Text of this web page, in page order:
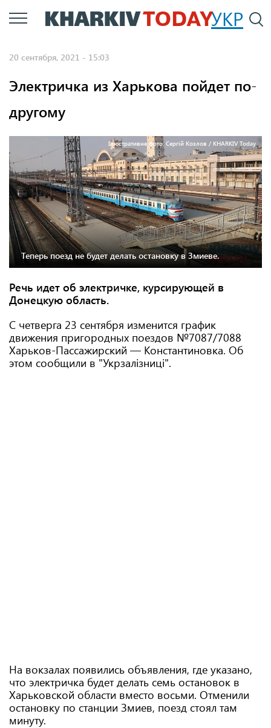
Перейти
к
УКР
20 сентября, 2021 - 15:03
Электричка из Харькова пойдет по-
другому
Ілюстративне фото: Сергій Козлов / KHARKIV Today
Теперь поезд не будет делать остановку в Змиеве.
Речь идет об электричке, курсирующей в
Донецкую область.
С четверга 23 сентября изменится график
движения пригородных поездов №7087/7088
Харьков-Пассажирский — Константиновка. Об
этом сообщили в "Укрзалізниці".
На вокзалах появились объявления, где указано,
что электричка будет делать семь остановок в
Харьковской области вместо восьми. Отменили
остановку по станции Змиев, поезд стоял там
минуту.